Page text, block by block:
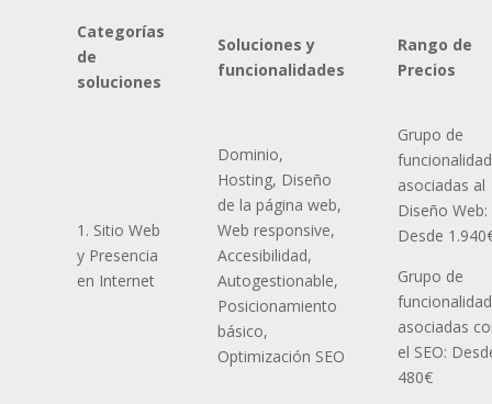
Categorías
de
soluciones
Soluciones y
funcionalidades
Rango de
Precios
1. Sitio Web
y Presencia
en Internet
Dominio,
Hosting, Diseño
de la página web,
Web responsive,
Accesibilidad,
Autogestionable,
Posicionamiento
básico,
Optimización SEO
Grupo de
asociadas al
Diseño Web:
Desde
Grupo de
asociadas
el SEO:
480€